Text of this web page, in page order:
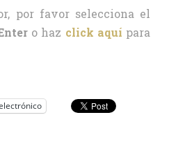
por favor selecciona el
o haz click aquí para